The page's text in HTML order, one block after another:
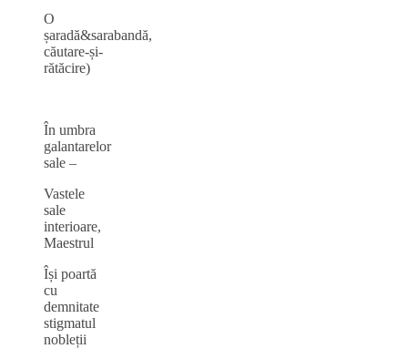
O
șaradă&sarabandă,
căutare-și-
rătăcire)
În umbra
galantarelor
sale –
Vastele
sale
interioare,
Maestrul
Își poartă
cu
demnitate
stigmatul
nobleții